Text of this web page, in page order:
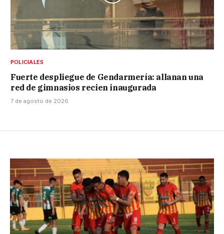
POLICIALES
Fuerte despliegue de Gendarmería: allanan una
red de gimnasios recien inaugurada
7 de agosto de 2026